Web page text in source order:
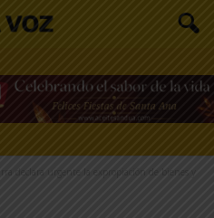
declara urgente la expropiación de bienes y